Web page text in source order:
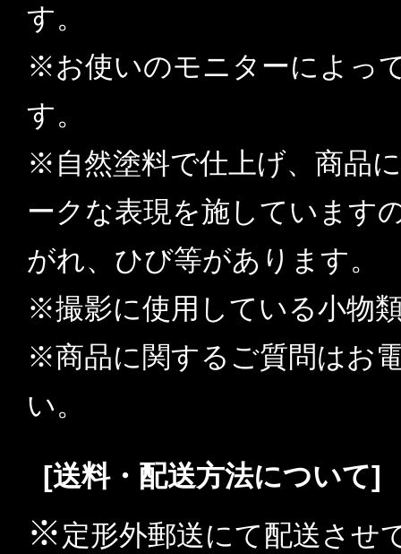
す。
※お使いのモニターによっ
す。
※自然塗料で仕上げ、商品
ークな表現を施しています
がれ、ひび等があります。
※撮影に使用している小物
※商品に関するご質問はお
い。
[送料・配送方法について]
※定形外郵送にて配送させ